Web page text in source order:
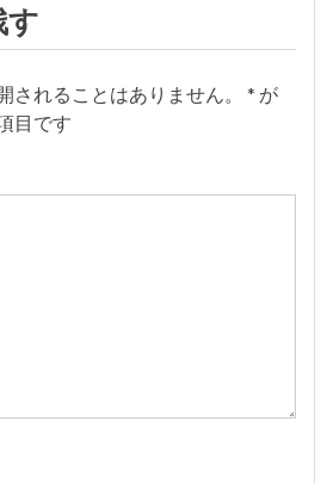
す
されることはありません。 * が
目です